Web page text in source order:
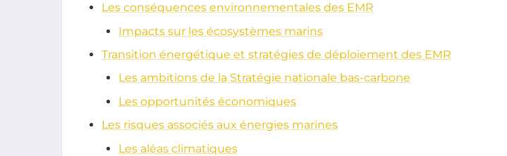
Les conséquences environnementales des EMR
Impacts sur les écosystèmes marins
Transition énergétique et stratégies de déploiement des EMR
Les ambitions de la Stratégie nationale bas-carbone
Les opportunités économiques
Les risques associés aux énergies marines
Les aléas climatiques